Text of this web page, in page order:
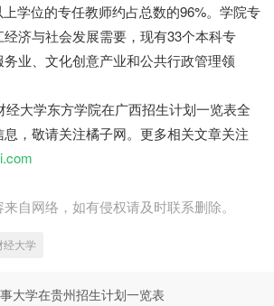
学位的专任教师约占总数的96%。学院专
济与社会发展需要，现有33个本科专
业、文化创意产业和公共行政管理领
经大学东方学院在广西招生计划一览表全
，敬请关注橘子网。更多相关文章关注
自网络，如有侵权请及时联系删除。
经大学
大学在贵州招生计划一览表